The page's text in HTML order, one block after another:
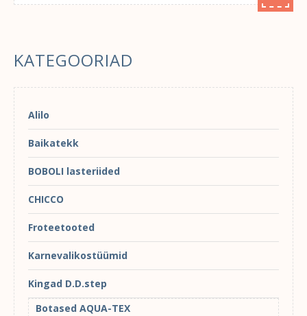
KATEGOORIAD
Alilo
Baikatekk
BOBOLI lasteriided
CHICCO
Froteetooted
Karnevalikostüümid
Kingad D.D.step
Botased AQUA-TEX